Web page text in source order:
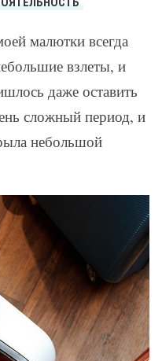
малютки всегда
взлеты, и
даже оставить
сложный период, и
небольшой